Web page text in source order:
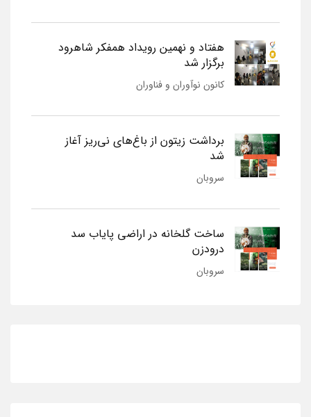
هفتاد و نهمین رویداد همفکر شاهرود
برگزار شد
کانون نوآوران و فناوران
برداشت زیتون از باغ‌های نی‌ریز آغاز
شد
سروبان
ساخت گلخانه در اراضی پایاب سد
درودزن
سروبان